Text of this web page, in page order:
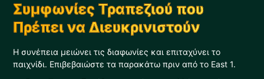
Συμφωνίες Τραπεζιού που
Πρέπει να Διευκρινιστούν
Η συνέπεια μειώνει τις διαφωνίες και επιταχύνει το
παιχνίδι. Επιβεβαιώστε τα παρακάτω πριν από το East 1.